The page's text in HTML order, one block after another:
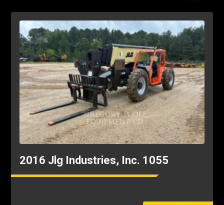
2016 Jlg Industries, Inc. 1055